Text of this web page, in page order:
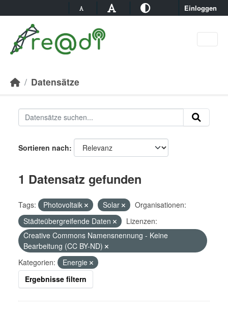
Einloggen
Datensätze
Sortieren nach
1 Datensatz gefunden
Tags: Photovoltaik Solar
Organisationen:
Städteübergreifende Daten
Lizenzen:
Creative Commons Namensnennung - Keine
Bearbeitung (CC BY-ND)
Kategorien:
Energie
Ergebnisse filtern